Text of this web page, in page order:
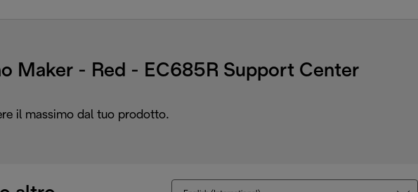
Maker - Red - EC685R Support Center
il massimo dal tuo prodotto.